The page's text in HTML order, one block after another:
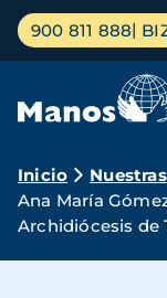
Pasar
contenido
Menú
principal
900 811 888
Ruta
de
Inicio
Ana María
Archidiócesis de